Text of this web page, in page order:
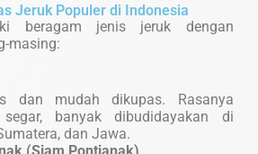
Jeruk Populer di Indonesia
beragam jenis jeruk dengan
masing:
dan mudah dikupas. Rasanya
banyak dibudidayakan di
dan Jawa.